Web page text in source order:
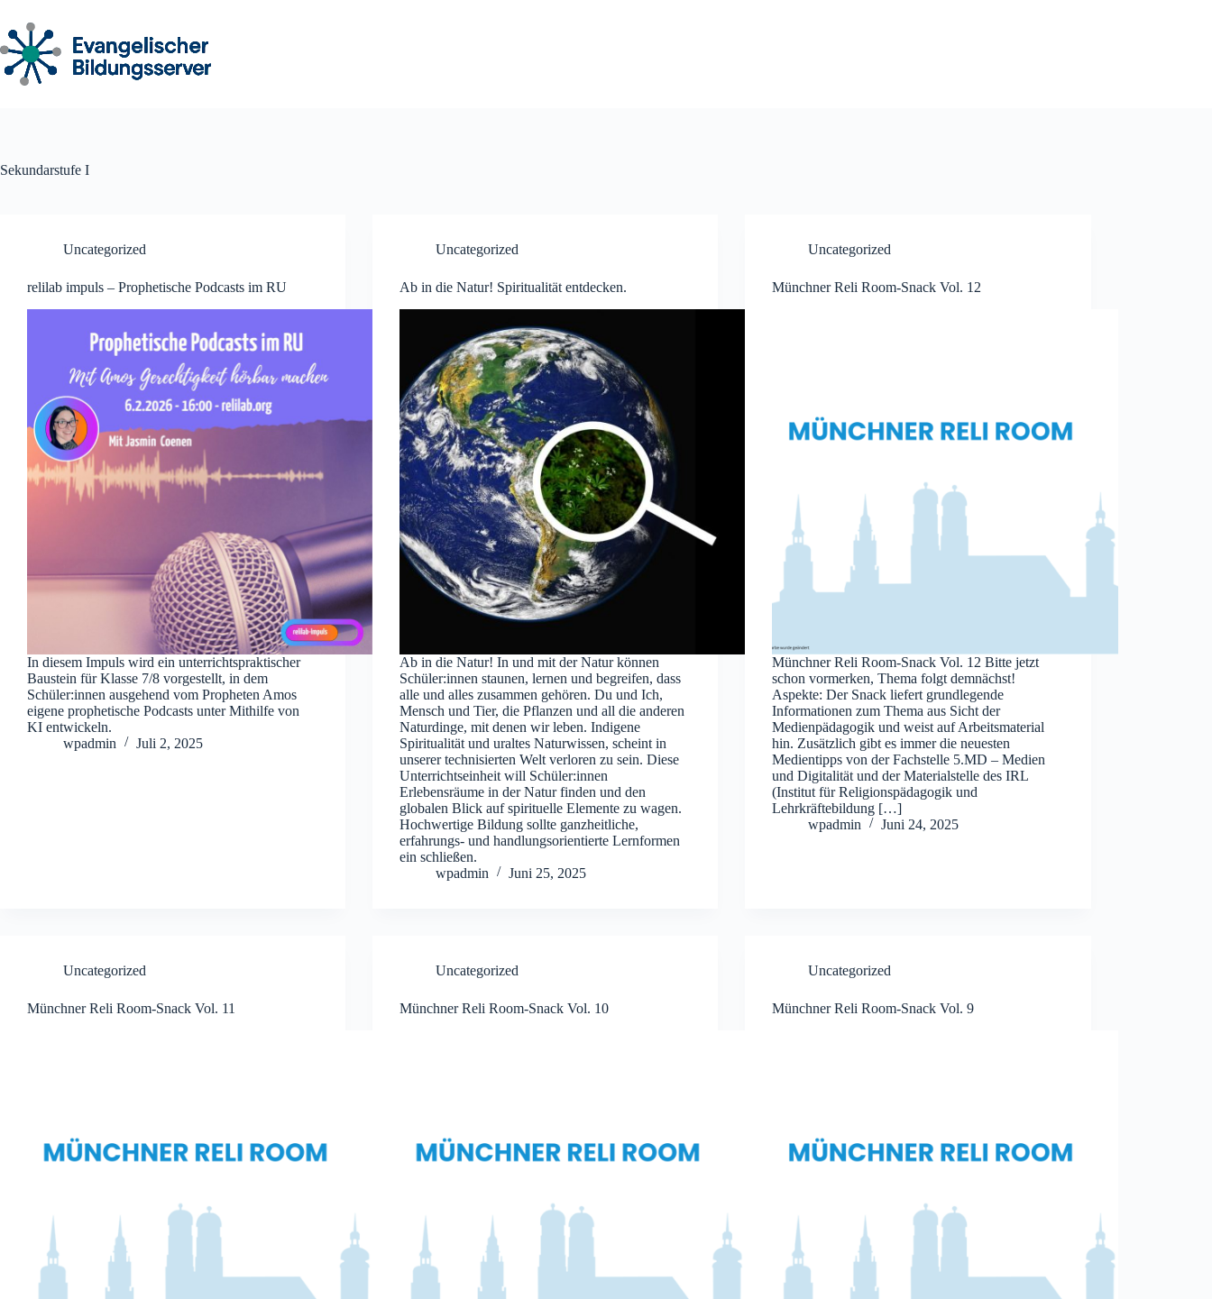
Inhalt
springen
Sekundarstufe I
Uncategorized
relilab impuls – Prophetische Podcasts im RU
In diesem Impuls wird ein unterrichtspraktischer
Baustein für Klasse 7/8 vorgestellt, in dem
Schüler:innen ausgehend vom Propheten Amos
eigene prophetische Podcasts unter Mithilfe von
KI entwickeln.
wpadmin
Juli 2, 2025
Uncategorized
Ab in die Natur! Spiritualität entdecken.
Ab in die Natur! In und mit der Natur können
Schüler:innen staunen, lernen und begreifen, dass
alle und alles zusammen gehören. Du und Ich,
Mensch und Tier, die Pflanzen und all die anderen
Naturdinge, mit denen wir leben. Indigene
Spiritualität und uraltes Naturwissen, scheint in
unserer technisierten Welt verloren zu sein. Diese
Unterrichtseinheit will Schüler:innen
Erlebensräume in der Natur finden und den
globalen Blick auf spirituelle Elemente zu wagen.
Hochwertige Bildung sollte ganzheitliche,
erfahrungs- und handlungsorientierte Lernformen
ein schließen.
wpadmin
Juni 25, 2025
Uncategorized
Münchner Reli Room-Snack Vol. 12
Münchner Reli Room-Snack Vol. 12 Bitte jetzt
schon vormerken, Thema folgt demnächst!
Aspekte: Der Snack liefert grundlegende
Informationen zum Thema aus Sicht der
Medienpädagogik und weist auf Arbeitsmaterial
hin. Zusätzlich gibt es immer die neuesten
Medientipps von der Fachstelle 5.MD – Medien
und Digitalität und der Materialstelle des IRL
(Institut für Religionspädagogik und
Lehrkräftebildung […]
wpadmin
Juni 24, 2025
Uncategorized
Münchner Reli Room-Snack Vol. 11
Uncategorized
Münchner Reli Room-Snack Vol. 10
Uncategorized
Münchner Reli Room-Snack Vol. 9